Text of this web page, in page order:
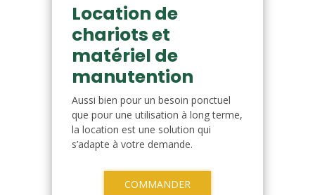
Location de
chariots et
matériel de
manutention
Aussi bien pour un besoin ponctuel
que pour une utilisation à long terme,
la location est une solution qui
s’adapte à votre demande.
COMMANDER